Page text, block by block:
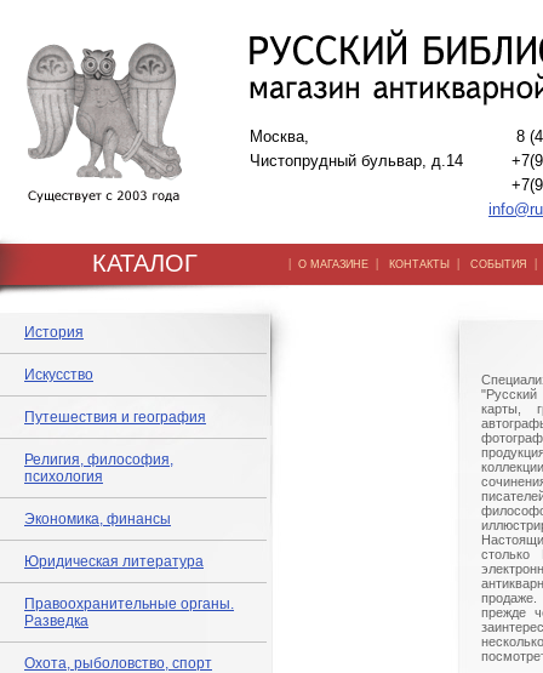
Москва,
Чистопрудный бульвар, д.14
8
КАТАЛОГ | О МАГАЗИНЕ | КОНТАКТЫ | СОБЫТИЯ
История
Искусство
Путешествия и география
Религия, философия,
психология
Экономика, финансы
Юридическая литература
Правоохранительные органы.
Разведка
Охота, рыболовство, спорт
"Русский
карты,
столько
прежде